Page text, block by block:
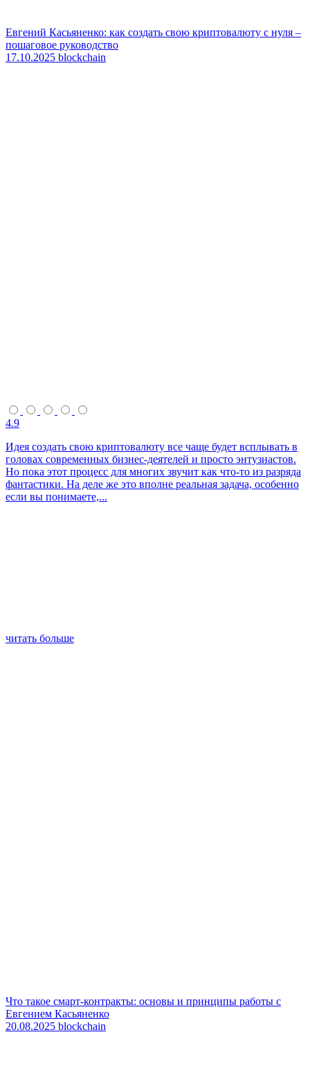
Евгений Касьяненко: как создать свою криптовалюту с нуля –
пошаговое руководство
17.10.2025 blockchain
4.9
Идея создать свою криптовалюту все чаще будет всплывать в
головах современных бизнес-деятелей и просто энтузиастов.
Но пока этот процесс для многих звучит как что-то из разряда
фантастики. На деле же это вполне реальная задача, особенно
если вы понимаете,...
читать больше
Что такое смарт-контракты: основы и принципы работы с
Евгением Касьяненко
20.08.2025 blockchain